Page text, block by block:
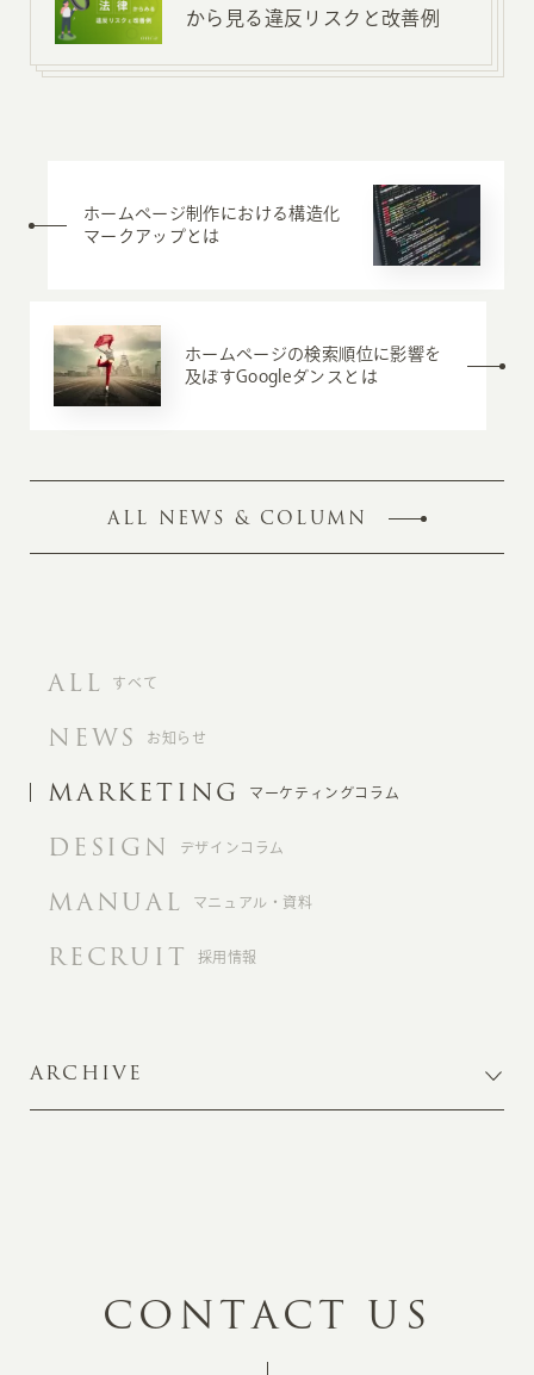
から見る違反リスクと改善例
ホームページ制作における構造化
マークアップとは
ホームページの検索順位に影響を
及ぼすGoogleダンスとは
ALL NEWS & COLUMN
ALL すべて
NEWS お知らせ
MARKETING マーケティングコラム
DESIGN デザインコラム
MANUAL マニュアル・資料
RECRUIT 採用情報
ARCHIVE
CONTACT US